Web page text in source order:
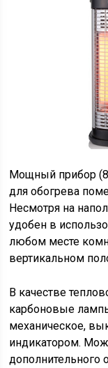
Мощный прибор
для обогрева
Несмотря на
удобен в
любом месте
вертикальном
В качестве
карбоновые
механическое,
индикатором.
дополнительного